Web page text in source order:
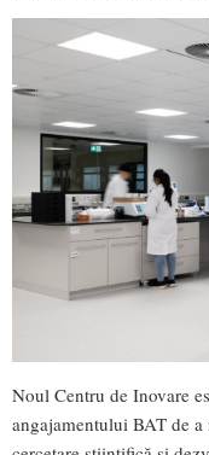
Noul Centru de Inovare
angajamentului BAT de